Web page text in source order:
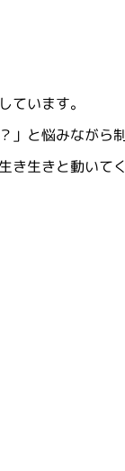
います。
」と悩みながら
生きと動いてく